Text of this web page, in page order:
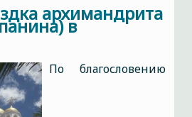
архимандрита
в
По благословению